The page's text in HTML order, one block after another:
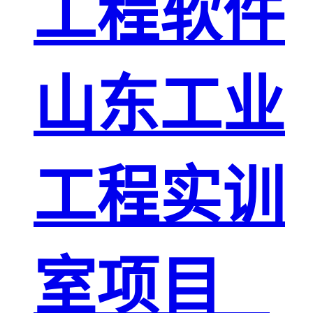
工程软件
山东工业
工程实训
室项目 _